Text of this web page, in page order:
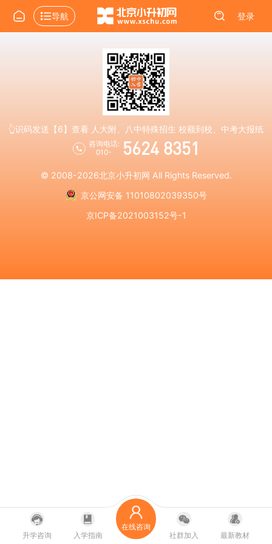
导航 登录
👆识码发送【6】查看 人大附、八中特殊招生 校额到校、中考大报纸
咨询电话:
010-
5624 8351
© 2008-2026北京小升初网 All Rights Reserved.
京公网安备 11010802039350号
京ICP备2021003152号-1
升学咨询 入学指南
在线咨询
社群加入
最新教材